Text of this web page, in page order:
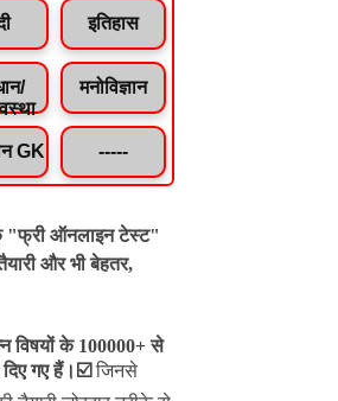
इतिहास
मनोविज्ञान
GK -----
"फ्री ऑनलाइन टेस्ट"
और भी बेहतर,
विषयों के 100000+ से
गए हैं। ☑️ जिनसे